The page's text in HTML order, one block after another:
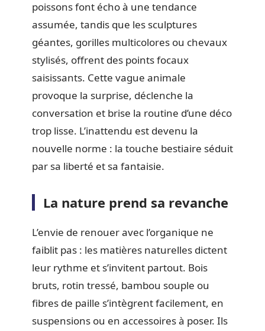
poissons font écho à une tendance
assumée, tandis que les sculptures
géantes, gorilles multicolores ou chevaux
stylisés, offrent des points focaux
saisissants. Cette vague animale
provoque la surprise, déclenche la
conversation et brise la routine d’une déco
trop lisse. L’inattendu est devenu la
nouvelle norme : la touche bestiaire séduit
par sa liberté et sa fantaisie.
La nature prend sa revanche
L’envie de renouer avec l’organique ne
faiblit pas : les matières naturelles dictent
leur rythme et s’invitent partout. Bois
bruts, rotin tressé, bambou souple ou
fibres de paille s’intègrent facilement, en
suspensions ou en accessoires à poser. Ils